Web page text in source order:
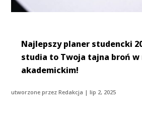
Najlepszy planer studencki
studia to Twoja tajna broń w
akademickim!
utworzone przezRedakcja |lip 2, 2025